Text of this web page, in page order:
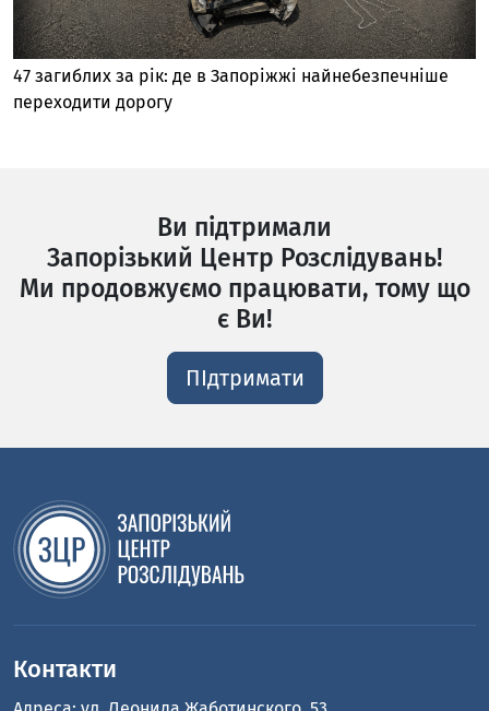
47 загиблих за рік: де в Запоріжжі найнебезпечніше
переходити дорогу
Ви підтримали
Запорізький Центр Розслідувань!
Ми продовжуємо працювати, тому що
є Ви!
ПІдтримати
Контакти